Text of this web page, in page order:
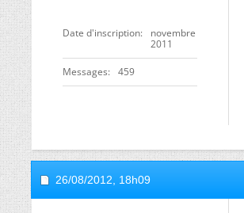
Date d'inscription
novembre
2011
Messages 459
26/08/2012, 18h09